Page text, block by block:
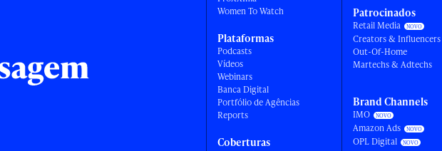
Women To Watch
Plataformas
Podcasts
Vídeos
Webinars
Banca Digital
Portfólio de Agências
Reports
Coberturas
Patrocinados
Retail Media
Creators & Influencers
Out-Of-Home
Martechs & Adtechs
Brand Channels
IMO
Amazon Ads
OPL Digital